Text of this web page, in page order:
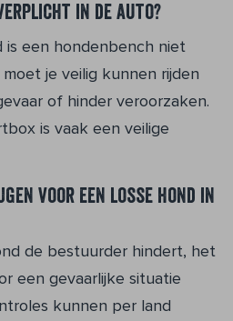
in de auto?
is een hondenbench niet
je veilig kunnen rijden
of hinder veroorzaken.
is vaak een veilige
voor een losse hond in
de bestuurder hindert, het
een gevaarlijke situatie
kunnen per land